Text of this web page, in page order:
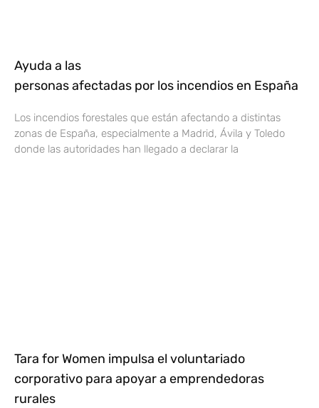
Ayuda a las
personas afectadas por los incendios en España
Los incendios forestales que están afectando a distintas
zonas de España, especialmente a Madrid, Ávila y Toledo
donde las autoridades han llegado a declarar la
Tara for Women impulsa el voluntariado
corporativo para apoyar a emprendedoras
rurales